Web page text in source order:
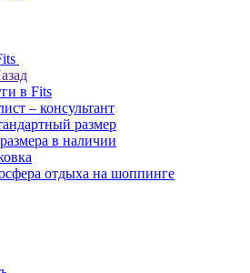
в Fits
– консультант
размер
в наличии
отдыха на шоппинге